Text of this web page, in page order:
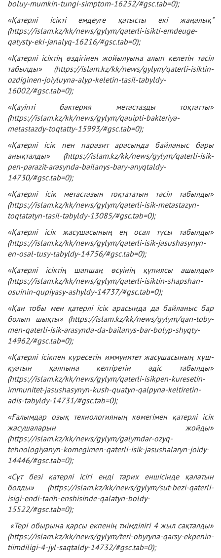
boluy-mumkin-tungi-simptom-16252/#gsc.tab=0);
«Қатерлі ісікті емдеуге қатысты екі жаңалық"
(https://islam.kz/kk/news/gylym/qaterli-isikti-emdeuge-
qatysty-eki-janalyq-16216/#gsc.tab=0);
«Қатерлі ісіктің өздігінен жойылуына алып келетін тәсіл
табылды» (https://islam.kz/kk/news/gylym/qaterli-isiktin-
ozdiginen-joiyluyna-alyp-keletin-tasil-tabyldy-
16002/#gsc.tab=0);
«Қауіпті бактерия метастазды тоқтатты»
(https://islam.kz/kk/news/gylym/qauipti-bakteriya-
metastazdy-toqtatty-15993/#gsc.tab=0);
«Қатерлі ісік пен паразит арасында байланыс бары
анықталды» (https://islam.kz/kk/news/gylym/qaterli-isik-
pen-parazit-arasynda-bailanys-bary-anyqtaldy-
14730/#gsc.tab=0);
«Қатерлі ісік метастазын тоқтататын тәсіл табылды»
(https://islam.kz/kk/news/gylym/qaterli-isik-metastazyn-
toqtatatyn-tasil-tabyldy-13085/#gsc.tab=0);
«Қатерлі ісік жасушасының ең осал тұсы табылды»
(https://islam.kz/kk/news/gylym/qaterli-isik-jasushasynyn-
en-osal-tusy-tabyldy-14756/#gsc.tab=0);
«Қатерлі ісіктің шапшаң өсуінің құпиясы ашылды»
(https://islam.kz/kk/news/gylym/qaterli-isiktin-shapshan-
osuinin-qupiyasy-ashyldy-14737/#gsc.tab=0);
«Қан тобы мен қатерлі ісік арасында да байланыс бар
болып шықты» (https://islam.kz/kk/news/gylym/qan-toby-
men-qaterli-isik-arasynda-da-bailanys-bar-bolyp-shyqty-
14962/#gsc.tab=0);
«Қатерлі ісікпен күресетін иммунитет жасушасының күш-
қуатын қалпына келтіретін әдіс табылды»
(https://islam.kz/kk/news/gylym/qaterli-isikpen-kuresetin-
immunitet-jasushasynyn-kush-quatyn-qalpyna-keltiretin-
adis-tabyldy-14731/#gsc.tab=0);
«Ғалымдар озық технологияның көмегімен қатерлі ісік
жасушаларын жойды»
(https://islam.kz/kk/news/gylym/galymdar-ozyq-
tehnologiyanyn-komegimen-qaterli-isik-jasushalaryn-joidy-
14446/#gsc.tab=0);
«Сүт безі қатерлі ісігі енді тарих еншісінде қалатын
болды» (https://islam.kz/kk/news/gylym/sut-bezi-qaterli-
isigi-endi-tarih-enshisinde-qalatyn-boldy-
15522/#gsc.tab=0);
«Тері обырына қарсы екпенің тиімділігі 4 жыл сақталды»
(https://islam.kz/kk/news/gylym/teri-obyryna-qarsy-ekpenin-
tiimdiligi-4-jyl-saqtaldy-14732/#gsc.tab=0);